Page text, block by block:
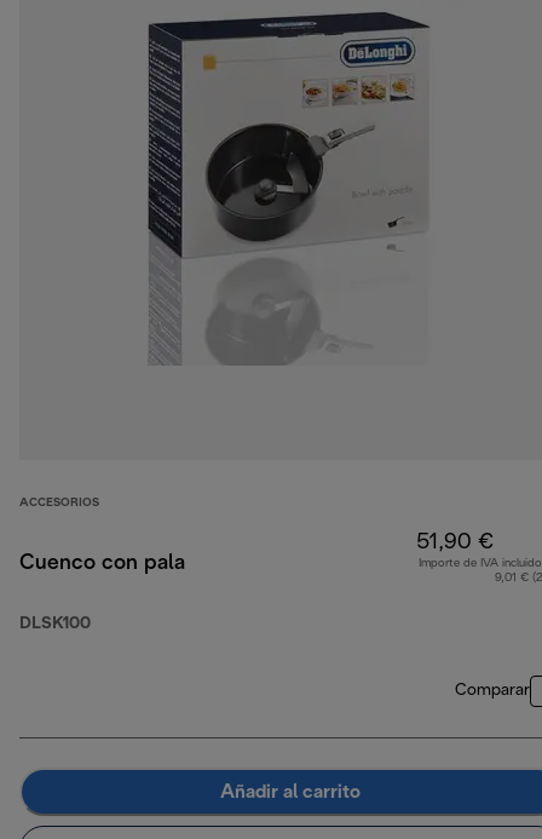
ACCESORIOS
Cuenco con pala
DLSK100
51,90 €
Importe de IVA
9,01 €
Comparar
Añadir al carrito